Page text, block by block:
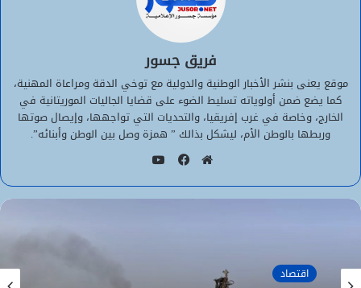
فريق جسور
موقع يعنى بنشر الأخبار الوطنية والدولية مع توخي الدقة ومراعاة المهنية،
كما يضع ضمن أولوياته تسليط الضوء على قضايا الجاليات الموريتانية في
الخارج، وخاصة في غرب إفريقيا، والتحديات التي تواجهها، وإيصال صوتها
وربطها بالوطن الأم، ليشكل بذالك ” همزة وصل بين الوطن وأبنائه”.
الويب
اقتصاد